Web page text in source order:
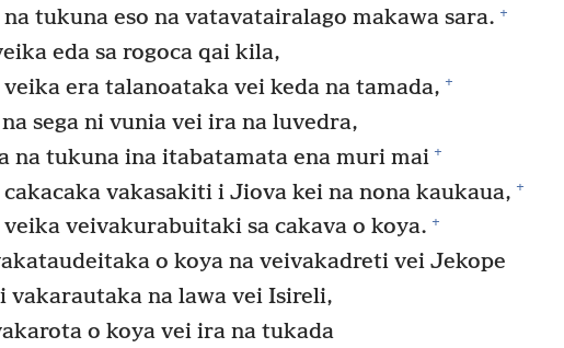
na tukuna eso na vatavatairalago makawa sara. +
eda sa rogoca qai kila,
veika era talanoataka vei keda na tamada, +
sega ni vunia vei ira na luvedra,
na tukuna ina itabatamata ena muri mai +
cakacaka vakasakiti i Jiova kei na nona kaukaua, +
veika veivakurabuitaki sa cakava o koya. +
o koya na veivakadreti vei Jekope
vakarautaka na lawa vei Isireli,
o koya vei ira na tukada